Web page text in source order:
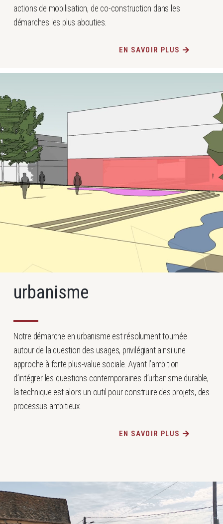
actions de mobilisation, de co-construction dans les
démarches les plus abouties.
EN SAVOIR PLUS
urbanisme
Notre démarche en urbanisme est résolument tournée
autour de la question des usages, privilégiant ainsi une
approche à forte plus-value sociale. Ayant l’ambition
d’intégrer les questions contemporaines d’urbanisme durable,
la technique est alors un outil pour construire des projets, des
processus ambitieux.
EN SAVOIR PLUS